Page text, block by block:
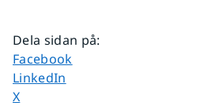
Dela sidan på:
Dela sidan på
Facebook
Dela sidan på
LinkedIn
Dela sidan på
X